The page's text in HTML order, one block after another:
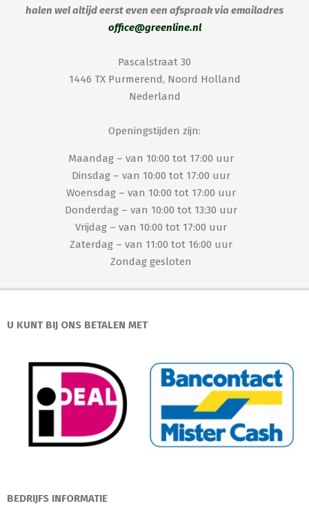
halen wel altijd eerst even een afspraak via emailadres
office@greenline.nl
Pascalstraat 30
1446 TX Purmerend, Noord Holland
Nederland
Openingstijden zijn:
Maandag – van 10:00 tot 17:00 uur
Dinsdag – van 10:00 tot 17:00 uur
Woensdag – van 10:00 tot 17:00 uur
Donderdag – van 10:00 tot 13:30 uur
Vrijdag – van 10:00 tot 17:00 uur
Zaterdag – van 11:00 tot 16:00 uur
Zondag gesloten
U KUNT BIJ ONS BETALEN MET
BEDRIJFS INFORMATIE